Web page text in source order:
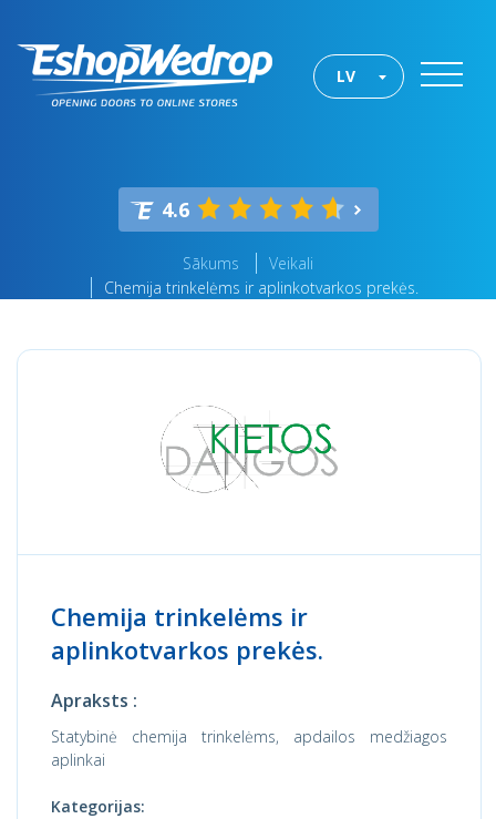
LV
4.6
Sākums
Veikali
Chemija trinkelėms ir aplinkotvarkos prekės.
Chemija trinkelėms ir
aplinkotvarkos prekės.
Apraksts :
Statybinė chemija trinkelėms, apdailos medžiagos
aplinkai
Kategorijas: